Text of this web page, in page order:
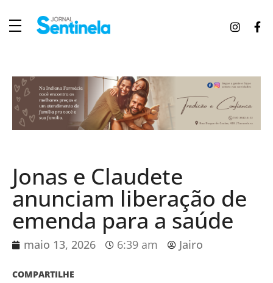
Jonas e Claudete
anunciam liberação de
emenda para a saúde
maio 13, 2026 6:39 am Jairo
COMPARTILHE